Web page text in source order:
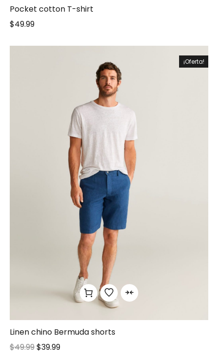
Pocket cotton T-shirt
$49.99
¡Oferta!
Linen chino Bermuda shorts
$49.99$39.99